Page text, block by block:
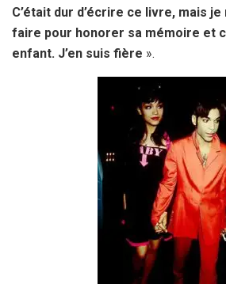
C’était dur d’écrire ce livre, mais
faire pour honorer sa mémoire et
enfant. J’en suis fière ».